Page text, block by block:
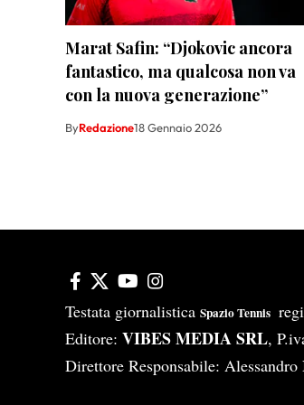
Marat Safin: “Djokovic ancora
fantastico, ma qualcosa non va
con la nuova generazione”
ByRedazione18 Gennaio 2026
Testata giornalistica Spazio Tennis
Editore: VIBES MEDIA SRL,
Direttore Responsabile: